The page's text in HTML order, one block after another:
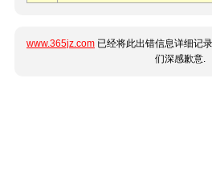
www.365jz.com 已经将此出错信息详细记
们深感歉意.